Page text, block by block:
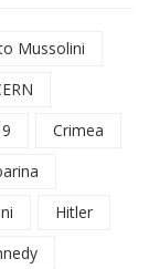
Mussolini
Crimea
Hitler